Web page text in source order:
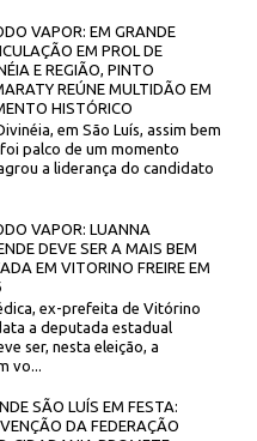
VAPOR: EM GRANDE
EM PROL DE
E REGIÃO, PINTO
REÚNE MULTIDÃO EM
HISTÓRICO
em São Luís, assim bem
palco de um momento
a liderança do candidato
VAPOR: LUANNA
DEVE SER A MAIS BEM
EM VITORINO FREIRE EM
ex-prefeita de Vitórino
a deputada estadual
ser, nesta eleição, a
vo...
SÃO LUÍS EM FESTA:
DA FEDERAÇÃO